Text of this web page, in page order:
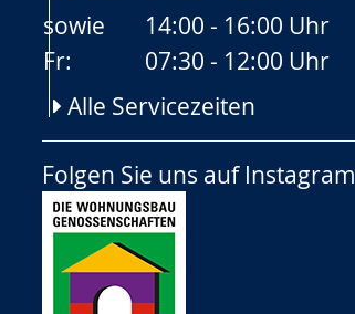
sowie
14:00 - 16:00 Uhr
Fr:
07:30 - 12:00 Uhr
Alle Servicezeiten
Folgen Sie uns auf Instagram